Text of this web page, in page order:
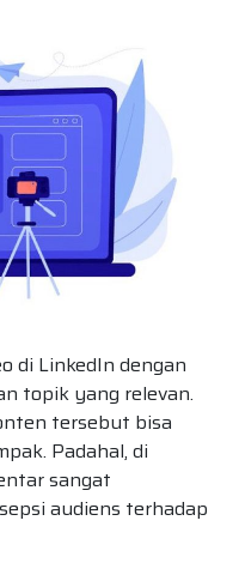
di LinkedIn dengan
topik yang relevan.
tersebut bisa
Padahal, di
sangat
audiens terhadap